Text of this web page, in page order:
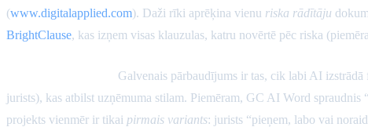
(www.digitalapplied.com). Daži rīki aprēķina vienu riska rādītāju
BrightClause, kas izņem visas klauzulas, katru novērtē pēc riska
Galvenais pārbaudījums ir tas, cik labi AI
jurists), kas atbilst uzņēmuma stilam. Piemēram, GC AI Word
projekts vienmēr ir tikai pirmais variants: jurists “pieņem, labo vai